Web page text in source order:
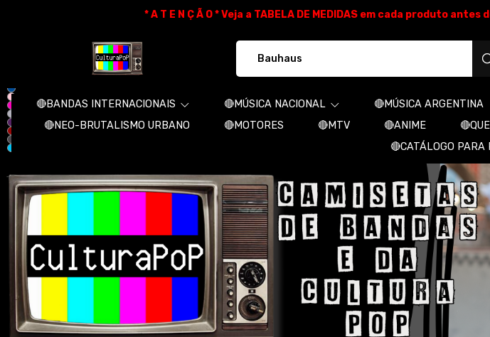
* A T E N Ç Ã O * Veja a TABELA DE MEDIDAS em cada produto
🔴BANDAS INTERNACIONAIS 🔴MÚSICA NACIONAL 🔴MÚSICA ARGENTINA
🔴NEO-BRUTALISMO URBANO
🔴MOTORES 🔴MTV 🔴ANIME
🔴CATÁLOGO PARA